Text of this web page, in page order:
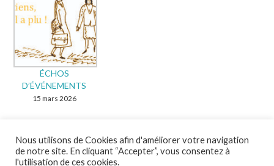
ÉCHOS
D’ÉVÉNEMENTS
15 mars 2026
Nous utilisons de Cookies afin d'améliorer votre navigation
de notre site. En cliquant “Accepter”, vous consentez à
l'utilisation de ces cookies.